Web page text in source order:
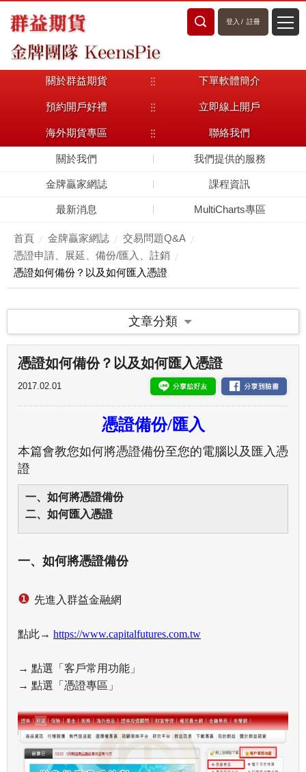
登入 / 註冊
關於群益期貨 下單軟體簡介
預約開戶好禮 立即線上開戶
海外期貨專區 聯絡我們
關於我們 我們提供的服務
金牌贏家網誌 課程資訊
最新消息 MultiCharts專區
首頁 金牌贏家網誌
交易問題Q&A
憑證申請、展延、備份/匯入、註銷
憑證如何備份？以及如何匯入憑證
文章分類
憑證如何備份？以及如何匯入憑證
2017.02.01
憑證備份/匯入
本篇會教您如何將憑證備份至您的電腦以及匯入憑
證
一、如何將憑證備份
二、如何匯入憑證
一、如何將憑證備份
❶ 先進入群益金融網
點此→ https://www.capitalfutures.com.tw
→ 點選「客戶常用功能」
→ 點選「憑證專區」